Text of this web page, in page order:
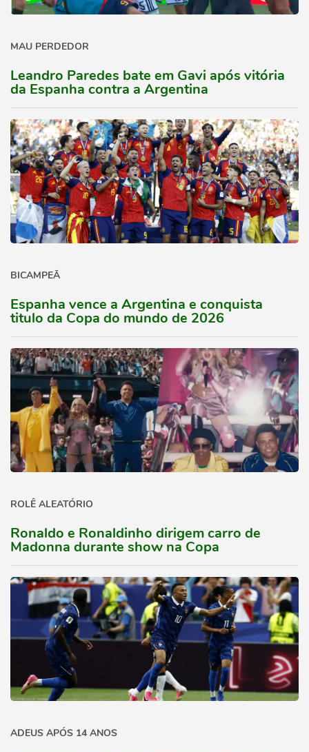
MAU PERDEDOR
Leandro Paredes bate em Gavi após vitória
da Espanha contra a Argentina
BICAMPEÃ
Espanha vence a Argentina e conquista
titulo da Copa do mundo de 2026
ROLÊ ALEATÓRIO
Ronaldo e Ronaldinho dirigem carro de
Madonna durante show na Copa
ADEUS APÓS 14 ANOS